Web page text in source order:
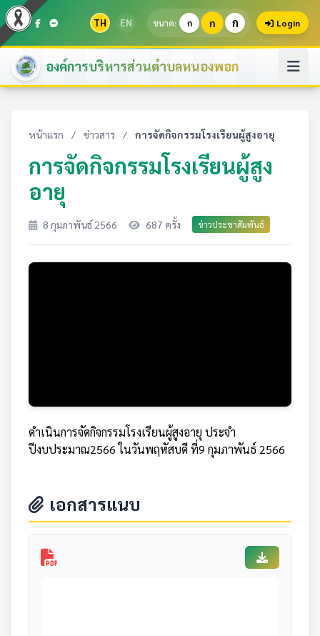
TH EN ขนาด: ก ก ก Login
องค์การบริหารส่วนตำบลหนองพอก
หน้าแรก / ข่าวสาร / การจัดกิจกรรมโรงเรียนผู้สูงอายุ
การจัดกิจกรรมโรงเรียนผู้สูง
อายุ
8 กุมภาพันธ์ 2566 687 ครั้ง ข่าวประชาสัมพันธ์
ดำเนินการจัดกิจกรรมโรงเรียนผู้สูงอายุ ประจำ
ปีงบประมาณ2566 ในวันพฤหัสบดี ที่9 กุมภาพันธ์ 2566
เอกสารแนบ